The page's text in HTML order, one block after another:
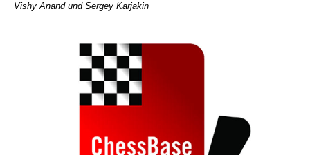
Vishy Anand und Sergey Karjakin